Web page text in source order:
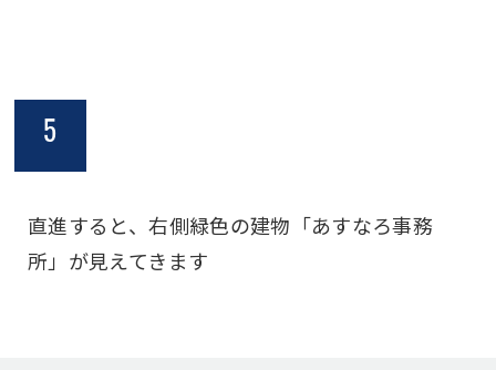
5
直進すると、右側緑色の建物「あすなろ事務
所」が見えてきます